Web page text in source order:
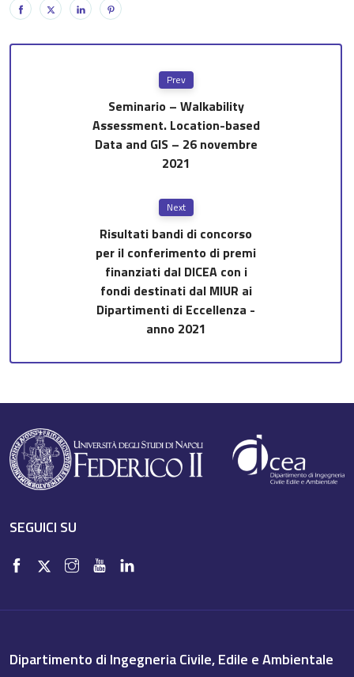
Prev
Seminario – Walkability
Assessment. Location-based
Data and GIS – 26 novembre
2021
Next
Risultati bandi di concorso
per il conferimento di premi
finanziati dal DICEA con i
fondi destinati dal MIUR ai
Dipartimenti di Eccellenza -
anno 2021
SEGUICI SU
Dipartimento di Ingegneria Civile, Edile e Ambientale